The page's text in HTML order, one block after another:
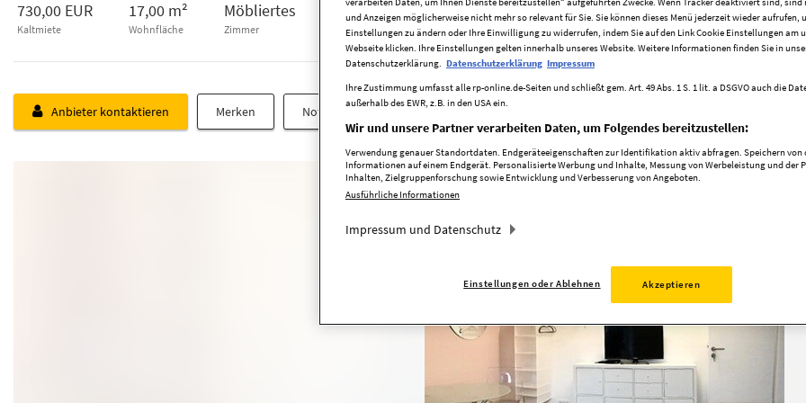
730,00 EUR
Kaltmiete
17,00 m²
Wohnfläche
Möbliertes
Zimmer
40627Düsseldorf
Anbieter kontaktieren Merken Notiz schreiben
und Anzeigen möglicherweise nicht mehr so relevant für Sie. Sie können dieses Menü jederzeit wieder aufrufen,
Einstellungen zu ändern oder Ihre Einwilligung zu widerrufen, indem Sie auf den Link Cookie Einstellungen am
Webseite klicken. Ihre Einstellungen gelten innerhalb unseres Website. Weitere Informationen finden Sie in
Datenschutzerklärung. Datenschutzerklärung Impressum
Ihre Zustimmung umfasst alle rp-online.de-Seiten und schließt gem. Art. 49 Abs. 1 S. 1 lit. a DSGVO auch die
außerhalb des EWR, z.B. in den USA ein.
Wir und unsere Partner verarbeiten Daten, um Folgendes bereitzustellen:
Verwendung genauer Standortdaten. Endgeräteeigenschaften zur Identifikation aktiv abfragen. Speichern von
Informationen auf einem Endgerät. Personalisierte Werbung und Inhalte, Messung von Werbeleistung und der
Inhalten, Zielgruppenforschung sowie Entwicklung und Verbesserung von Angeboten.
Ausführliche Informationen
Impressum und Datenschutz
Einstellungen oder Ablehnen Akzeptieren